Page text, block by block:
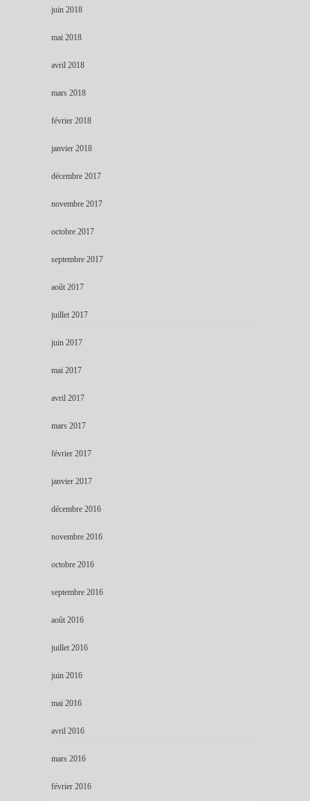
juin 2018
mai 2018
avril 2018
mars 2018
février 2018
janvier 2018
décembre 2017
novembre 2017
octobre 2017
septembre 2017
août 2017
juillet 2017
juin 2017
mai 2017
avril 2017
mars 2017
février 2017
janvier 2017
décembre 2016
novembre 2016
octobre 2016
septembre 2016
août 2016
juillet 2016
juin 2016
mai 2016
avril 2016
mars 2016
février 2016